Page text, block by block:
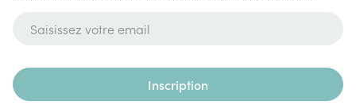
Inscription